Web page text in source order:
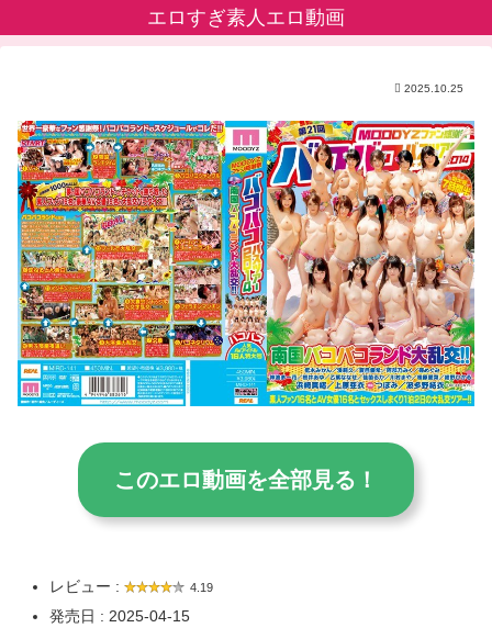
エロすぎ素人エロ動画
2025.10.25
このエロ動画を全部見る！
レビュー : 4.19
発売日 : 2025-04-15